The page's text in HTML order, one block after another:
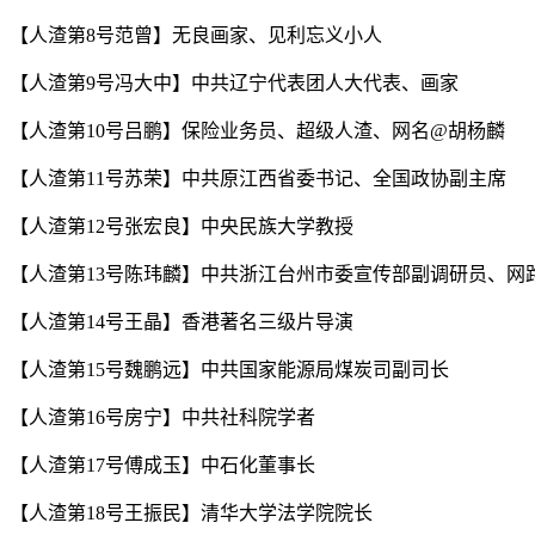
【人渣第8号范曾】无良画家、见利忘义小人
【人渣第9号冯大中】中共辽宁代表团人大代表、画家
【人渣第10号吕鹏】保险业务员、超级人渣、网名@胡杨麟
【人渣第11号苏荣】中共原江西省委书记、全国政协副主席
【人渣第12号张宏良】中央民族大学教授
【人渣第13号陈玮麟】中共浙江台州市委宣传部副调研员、网
【人渣第14号王晶】香港著名三级片导演
【人渣第15号魏鹏远】中共国家能源局煤炭司副司长
【人渣第16号房宁】中共社科院学者
【人渣第17号傅成玉】中石化董事长
【人渣第18号王振民】清华大学法学院院长